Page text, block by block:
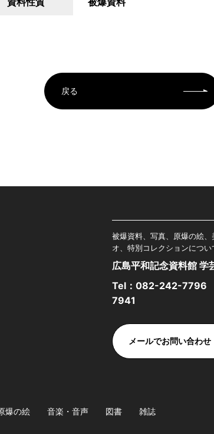
戻る
被爆資料、写真、原爆の絵
オ、特別コレクションについ
広島平和記念資料館 学
Tel： 082-242-7796
7941
メールでお問い合わせ
爆の絵 音楽・音声 図書 雑誌